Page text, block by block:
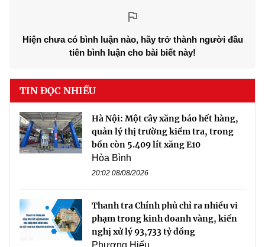
Hiện chưa có bình luận nào, hãy trở thành người đầu
tiên bình luận cho bài biết này!
TIN ĐỌC NHIỀU
Hà Nội: Một cây xăng báo hết hàng,
quản lý thị trường kiểm tra, trong
bồn còn 5.409 lít xăng E10
Hòa Bình
20:02 08/08/2026
Thanh tra Chính phủ chỉ ra nhiều vi
phạm trong kinh doanh vàng, kiến
nghị xử lý 93,733 tỷ đồng
Phương Hiếu